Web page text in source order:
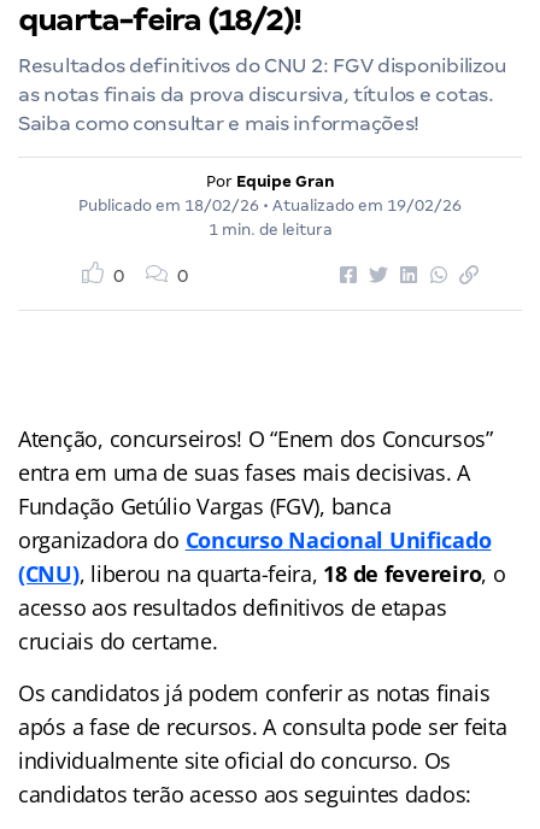
quarta-feira (18/2)!
Resultados definitivos do CNU 2: FGV disponibilizou
as notas finais da prova discursiva, títulos e cotas.
Saiba como consultar e mais informações!
Por Equipe Gran
Publicado em 18/02/26 • Atualizado em 19/02/26
1 min. de leitura
0 0
Atenção, concurseiros! O “Enem dos Concursos”
entra em uma de suas fases mais decisivas. A
Fundação Getúlio Vargas (FGV), banca
organizadora do Concurso Nacional Unificado
(CNU), liberou na quarta-feira, 18 de fevereiro, o
acesso aos resultados definitivos de etapas
cruciais do certame.
Os candidatos já podem conferir as notas finais
após a fase de recursos. A consulta pode ser feita
individualmente site oficial do concurso. Os
candidatos terão acesso aos seguintes dados: